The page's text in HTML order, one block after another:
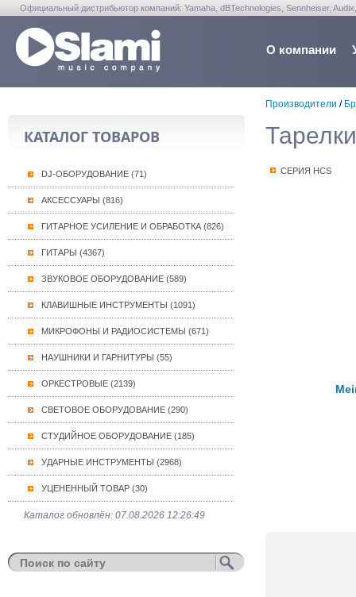
Официальный дистрибьютор компаний: Yamaha, dBTechnologies, Sennheiser,
О компании
КАТАЛОГ ТОВАРОВ
DJ-ОБОРУДОВАНИЕ (71)
АКСЕССУАРЫ (816)
ГИТАРНОЕ УСИЛЕНИЕ И ОБРАБОТКА (826)
ГИТАРЫ (4367)
ЗВУКОВОЕ ОБОРУДОВАНИЕ (589)
КЛАВИШНЫЕ ИНСТРУМЕНТЫ (1091)
МИКРОФОНЫ И РАДИОСИСТЕМЫ (671)
НАУШНИКИ И ГАРНИТУРЫ (55)
ОРКЕСТРОВЫЕ (2139)
СВЕТОВОЕ ОБОРУДОВАНИЕ (290)
СТУДИЙНОЕ ОБОРУДОВАНИЕ (185)
УДАРНЫЕ ИНСТРУМЕНТЫ (2968)
УЦЕНЕННЫЙ ТОВАР (30)
Каталог обновлён: 07.08.2026 12:26:49
Производители /
Тарелки
СЕРИЯ HCS